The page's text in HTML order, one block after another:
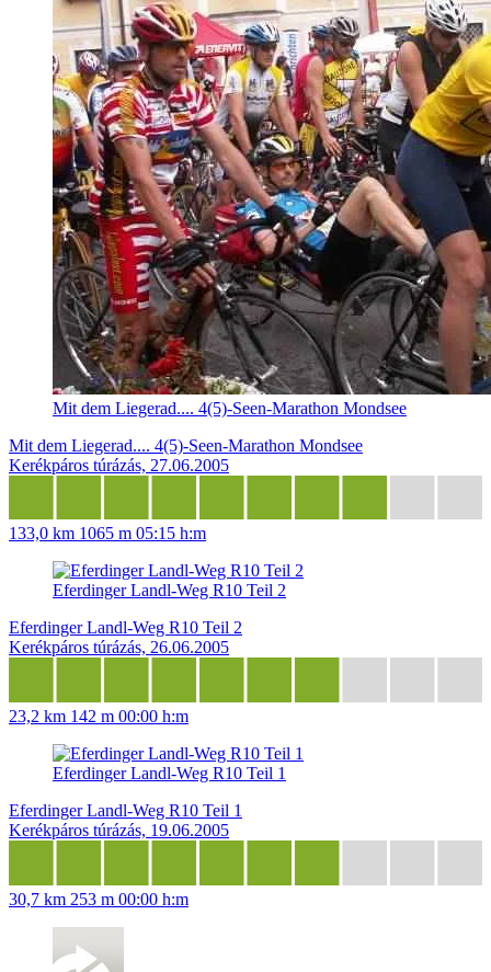
Mit dem Liegerad.... 4(5)-Seen-Marathon Mondsee
Mit dem Liegerad.... 4(5)-Seen-Marathon Mondsee
Kerékpáros túrázás, 27.06.2005
133,0 km 1065 m 05:15 h:m
Eferdinger Landl-Weg R10 Teil 2
Eferdinger Landl-Weg R10 Teil 2
Kerékpáros túrázás, 26.06.2005
23,2 km 142 m 00:00 h:m
Eferdinger Landl-Weg R10 Teil 1
Eferdinger Landl-Weg R10 Teil 1
Kerékpáros túrázás, 19.06.2005
30,7 km 253 m 00:00 h:m